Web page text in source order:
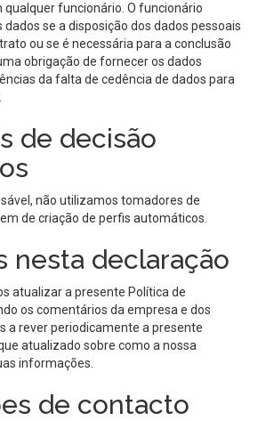
funcionário. O funcionário
se a disposição dos dados pessoais
ou se é necessária para a conclusão
obrigação de fornecer os dados
da falta de cedência de dados para
de decisão
não utilizamos tomadores de
de criação de perfis automáticos.
nesta declaração
atualizar a presente Política de
os comentários da empresa e dos
a rever periodicamente a presente
atualizado sobre como a nossa
informações.
de contacto